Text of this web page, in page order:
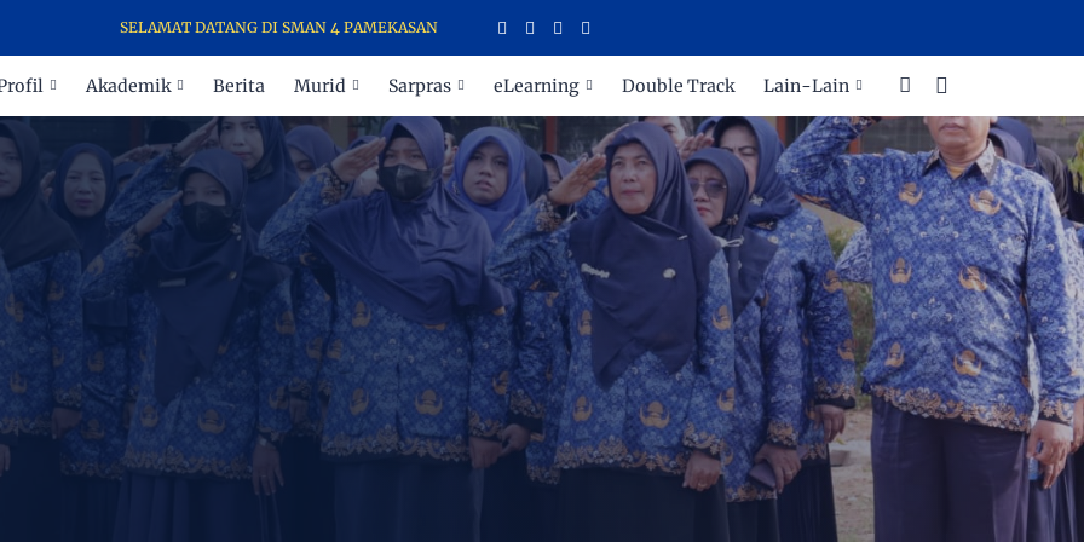
SELAMAT DATANG DI SMAN 4 PAMEKASAN - SEKOLAH PARA JUARA
Akademik Berita Murid Sarpras eLearning Double Track Lain-Lain